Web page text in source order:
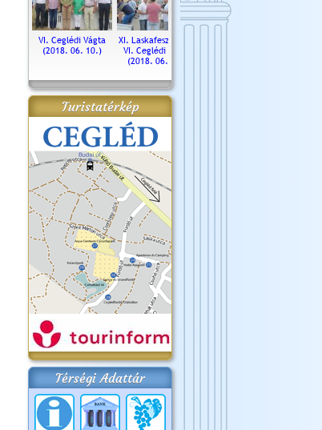
VI. Ceglédi Vágta
(2018. 06. 10.)
XI. Laskafesztivál és
VI. Ceglédi Vágta
(2018. 06. 10.)
Turistatérkép
Térségi Adattár